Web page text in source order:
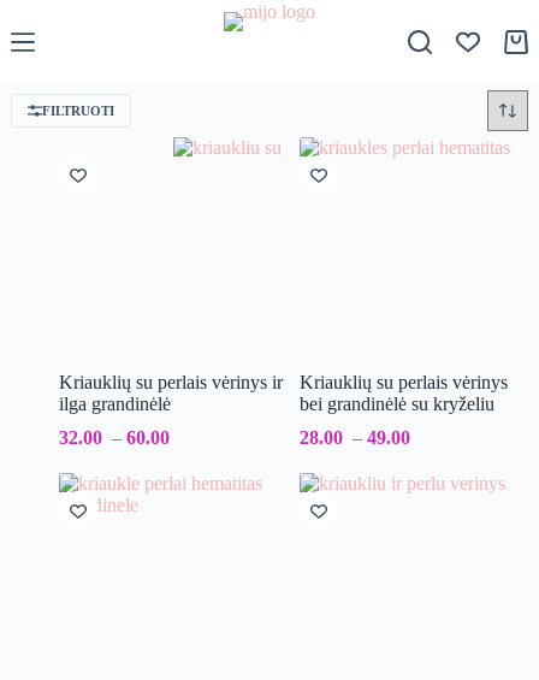
k
t
o
FILTRUOTI
Kriauklių su perlais vėrinys ir
ilga grandinėlė
32.00 – 60.00
Kriauklių su perlais vėrinys
bei grandinėlė su kryželiu
28.00 – 49.00